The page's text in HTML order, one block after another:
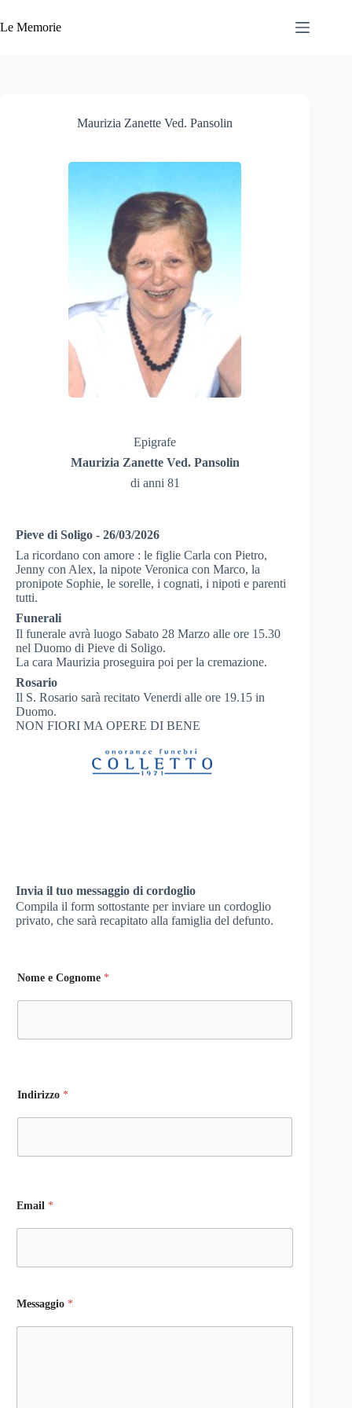
al
contenuto
Le Memorie
Maurizia Zanette Ved. Pansolin
Epigrafe
Maurizia Zanette Ved. Pansolin
di anni 81
Pieve di Soligo - 26/03/2026
La ricordano con amore : le figlie Carla con Pietro,
Jenny con Alex, la nipote Veronica con Marco, la
pronipote Sophie, le sorelle, i cognati, i nipoti e parenti
tutti.
Funerali
Il funerale avrà luogo Sabato 28 Marzo alle ore 15.30
nel Duomo di Pieve di Soligo.
La cara Maurizia proseguira poi per la cremazione.
Rosario
Il S. Rosario sarà recitato Venerdi alle ore 19.15 in
Duomo.
NON FIORI MA OPERE DI BENE
Invia il tuo messaggio di cordoglio
Compila il form sottostante per inviare un cordoglio
privato, che sarà recapitato alla famiglia del defunto.
Nome e Cognome *
Indirizzo *
Email *
Messaggio *